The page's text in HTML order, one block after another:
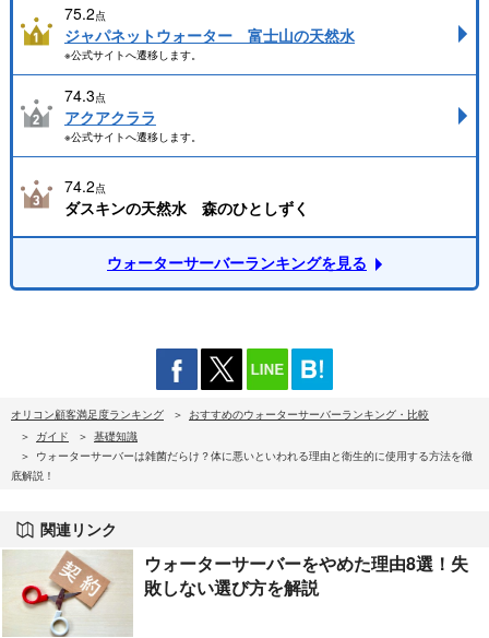
75.2点
ジャパネットウォーター 富士山の天然水
※公式サイトへ遷移します。
74.3点
アクアクララ
※公式サイトへ遷移します。
74.2点
ダスキンの天然水 森のひとしずく
ウォーターサーバーランキングを見る
オリコン顧客満足度ランキング
おすすめのウォーターサーバーランキング・比較
ガイド
基礎知識
ウォーターサーバーは雑菌だらけ？体に悪いといわれる理由と衛生的に使用する方法を徹
底解説！
関連リンク
ウォーターサーバーをやめた理由8選！失
敗しない選び方を解説